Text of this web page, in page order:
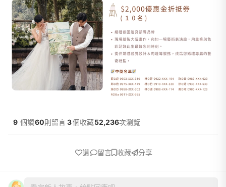
9 個讚60則留言3個收藏52,236次瀏覽
讚 留言 收藏 分享